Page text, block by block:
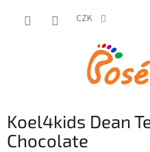
CZK
Koel4kids Dean
Chocolate